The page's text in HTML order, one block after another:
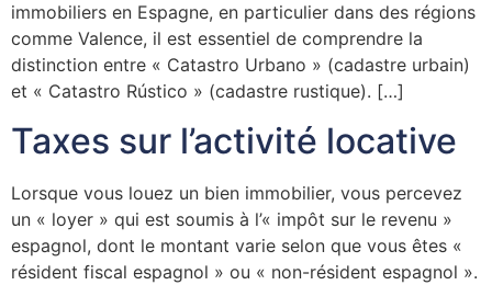
immobiliers en Espagne, en particulier dans des régions
comme Valence, il est essentiel de comprendre la
distinction entre « Catastro Urbano » (cadastre urbain)
et « Catastro Rústico » (cadastre rustique). […]
Taxes sur l’activité locative
Lorsque vous louez un bien immobilier, vous percevez
un « loyer » qui est soumis à l’« impôt sur le revenu »
espagnol, dont le montant varie selon que vous êtes «
résident fiscal espagnol » ou « non-résident espagnol ».